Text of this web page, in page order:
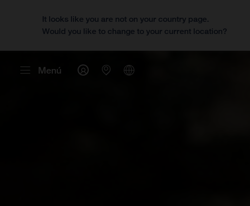
It looks like you are not on your country page.
Would you like to change to your current location?
Menú